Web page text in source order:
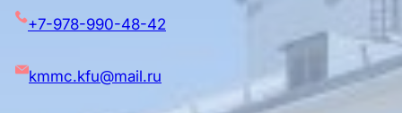
+7-978-990-48-42
kmmc.kfu@mail.ru